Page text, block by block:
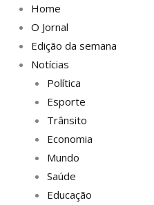
Home
O Jornal
Edição da semana
Notícias
Política
Esporte
Trânsito
Economia
Mundo
Saúde
Educação